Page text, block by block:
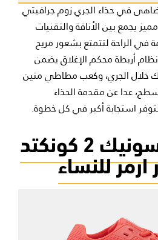
يضاهى في حذاء الجري زوم جرافيتي
يجمع بين الأناقة والتقنيات
في الراحة لتتمتع بشعور مريح
أربطة محكم الإغلاق يضمن
خلال الجري، وكعب مطاطي متين
عدا عن مقدمة الحذاء
استجابة أكبر في كل خطوة.
حذاء هوفر سونيك 2 كونكتد
للنساء